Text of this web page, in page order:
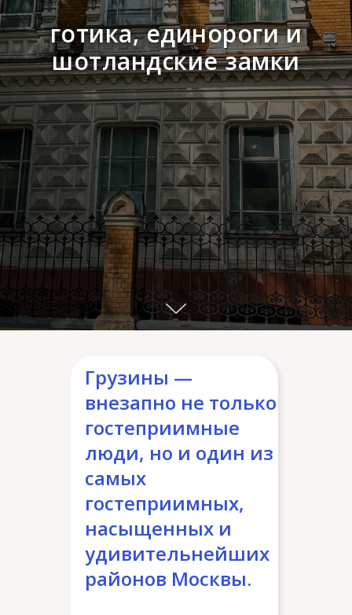
готика, единороги и
шотландские замки
Грузины —
внезапно не только
гостеприимные
люди, но и один из
самых
гостеприимных,
насыщенных и
удивительнейших
районов Москвы.